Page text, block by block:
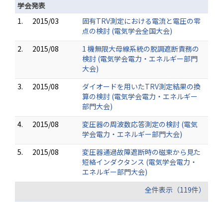
学会発表
1.
2015/03
固有TRV測定における電流と電圧の零
点の検討 (電気学会全国大会)
2.
2015/08
1 機無限大母線系統の脱調遮断責務の
検討 (電気学会電力・エネルギー部門
大会)
3.
2015/08
ダイオードを用いたTRV測定結果の換
算の検討 (電気学会電力・エネルギー
部門大会)
4.
2015/08
変圧器の周波数応答測定の検討 (電気
学会電力・エネルギー部門大会)
5.
2015/08
変圧器通過故障遮断時の磁束から見た
短絡インダクタンス (電気学会電力・
エネルギー部門大会)
全件表示（119件）